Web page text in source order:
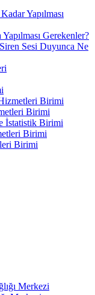
Yapılması
Gerekenler?
Sesi Duyunca Ne
Birimi
Birimi
İstatistik Birimi
Birimi
Birimi
Merkezi